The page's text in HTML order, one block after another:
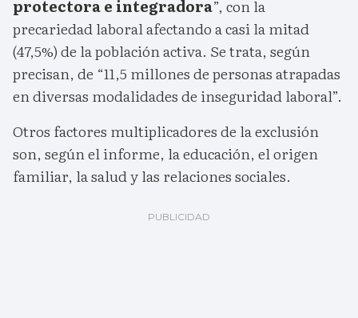
protectora e integradora”, con la
precariedad laboral afectando a casi la mitad
(47,5%) de la población activa. Se trata, según
precisan, de “11,5 millones de personas atrapadas
en diversas modalidades de inseguridad laboral”.
Otros factores multiplicadores de la exclusión
son, según el informe, la educación, el origen
familiar, la salud y las relaciones sociales.